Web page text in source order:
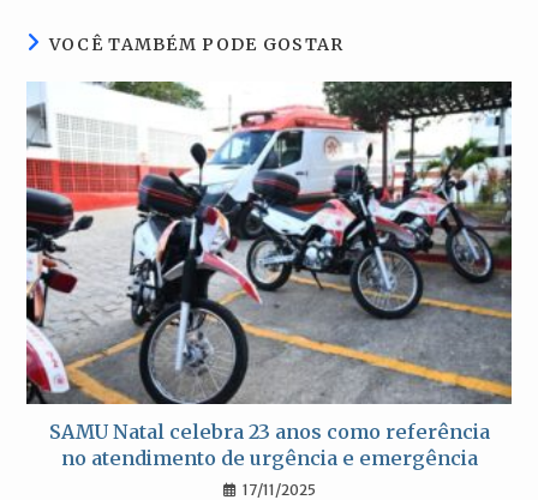
VOCÊ TAMBÉM PODE GOSTAR
SAMU Natal celebra 23 anos como referência
no atendimento de urgência e emergência
17/11/2025